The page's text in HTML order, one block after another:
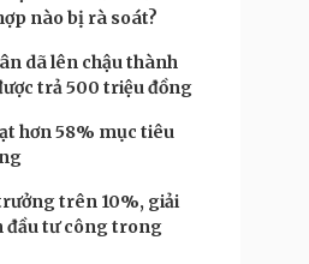
Đọc truyện đêm khuya
Cửa sổ tình yêu
Kể chuyện cho bé
nào bị rà soát?
dã lên chậu thành
trả 500 triệu đồng
hơn 58% mục tiêu
trên 10%, giải
đầu tư công trong